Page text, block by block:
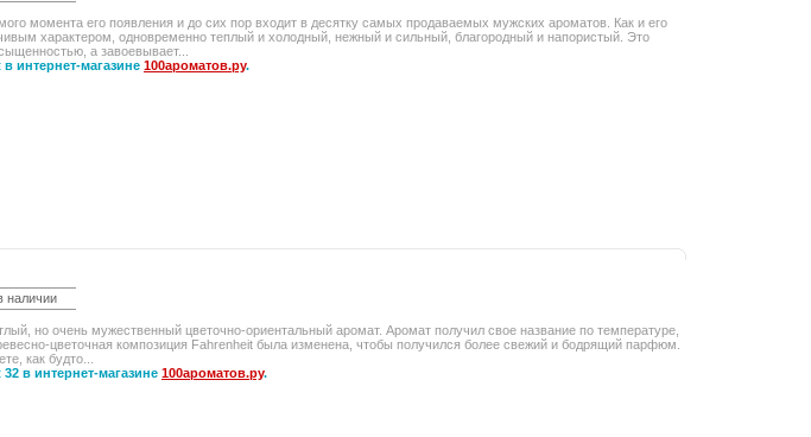
момента его появления и до сих пор входит в десятку самых продаваемых мужских ароматов. Как и его
характером, одновременно теплый и холодный, нежный и сильный, благородный и напористый. Это
а завоевывает...
интернет-магазине 100ароматов.ру.
наличии
но очень мужественный цветочно-ориентальный аромат. Аромат получил свое название по температуре,
цветочная композиция Fahrenheit была изменена, чтобы получился более свежий и бодрящий парфюм.
как будто...
в интернет-магазине 100ароматов.ру.